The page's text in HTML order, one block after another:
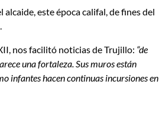
este época califal, de fines del
nos facilitó noticias de Trujillo: “de
una fortaleza. Sus muros están
infantes hacen continuas incursiones en